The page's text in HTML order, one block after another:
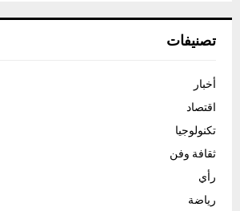
تصنيفات
أخبار
اقتصاد
تكنولوجيا
ثقافة وفن
رأي
رياضة